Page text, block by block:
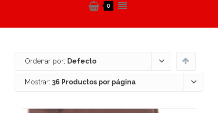
0
Ordenar por: Defecto
Mostrar: 36 Productos por página